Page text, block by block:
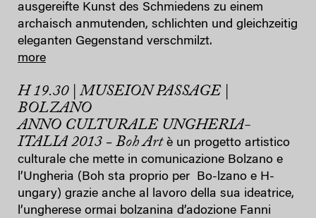
ausgereifte Kunst des Schmiedens zu einem
archaisch anmutenden, schlichten und gleichzeitig
eleganten Gegenstand verschmilzt.
more
H 19.30 | MUSEION PASSAGE |
BOLZANO
ANNO CULTURALE UNGHERIA-
ITALIA 2013 – Boh Artè un progetto artistico
culturale che mette in comunicazione Bolzano e
l’Ungheria (Boh sta proprio per Bo-lzano e H-
ungary) grazie anche al lavoro della sua ideatrice,
l’ungherese ormai bolzanina d’adozione Fanni